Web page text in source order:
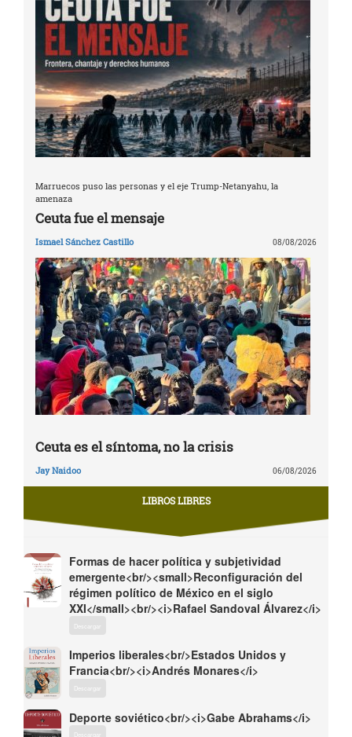
Marruecos puso las personas y el eje Trump-Netanyahu, la
amenaza
Ceuta fue el mensaje
Ismael Sánchez Castillo 08/08/2026
Ceuta es el síntoma, no la crisis
Jay Naidoo 06/08/2026
LIBROS LIBRES
Formas de hacer política y subjetividad
emergente<br/><small>Reconfiguración del
régimen político de México en el siglo
XXI</small><br/><i>Rafael Sandoval Álvarez</i>
Descargar
Imperios liberales<br/>Estados Unidos y
Francia<br/><i>Andrés Monares</i>
Descargar
Deporte soviético<br/><i>Gabe Abrahams</i>
Descargar